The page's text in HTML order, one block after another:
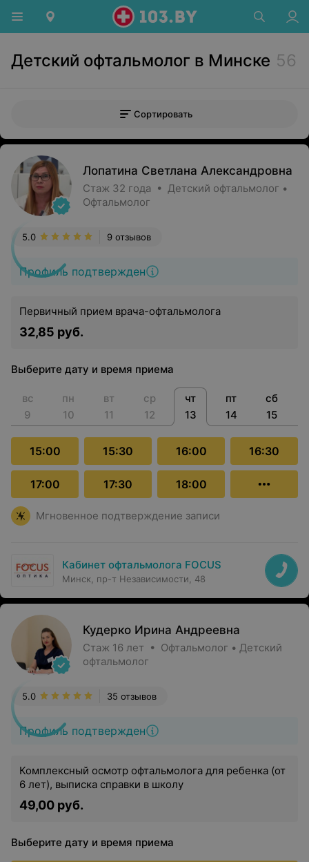
Детский офтальмолог в Минске 56
Сортировать
Лопатина Светлана Александровна
Стаж 32 года • Детский офтальмолог •
Офтальмолог
Профиль подтвержден
9 отзывов
5.0
Первичный прием врача-офтальмолога
32,85 руб.
Выберите дату и время приема
вс
9
пн
10
вт
11
ср
12
чт
13
пт
14
сб
15
15:00 15:30 16:00 16:30
17:00 17:30 18:00
Мгновенное подтверждение записи
Кабинет офтальмолога FOCUS
Минск, пр-т Независимости, 48
Кудерко Ирина Андреевна
Стаж 16 лет • Офтальмолог • Детский
офтальмолог
Профиль подтвержден
35 отзывов
5.0
Комплексный осмотр офтальмолога для ребенка (от
6 лет), выписка справки в школу
49,00 руб.
Выберите дату и время приема